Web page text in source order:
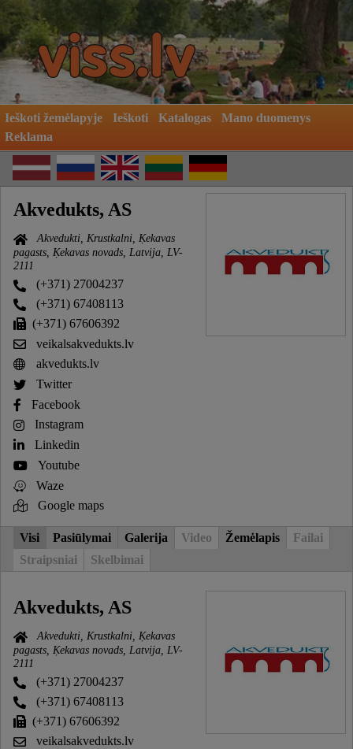
Ieškoti žemėlapyje Ieškoti Katalogas
Mano duomenys
Reklama
Akvedukts, AS
Akvedukti, Krustkalni, Ķekavas
pagasts, Ķekavas novads, Latvija, LV-
2111
(+371) 27004237
(+371) 67408113
(+371) 67606392
veikalsakvedukts.lv
akvedukts.lv
Twitter
Facebook
Instagram
Linkedin
Youtube
Waze
Google maps
Visi Pasiūlymai Galerija Video Žemėlapis
Failai
Straipsniai
Skelbimai
Akvedukts, AS
Akvedukti, Krustkalni, Ķekavas
pagasts, Ķekavas novads, Latvija, LV-
2111
(+371) 27004237
(+371) 67408113
(+371) 67606392
veikalsakvedukts.lv